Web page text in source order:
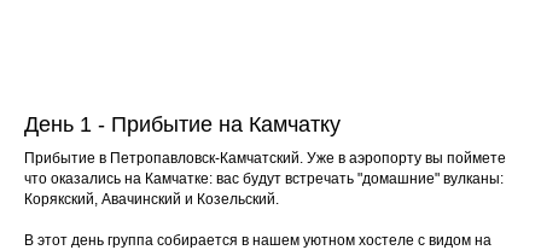
День 1 - Прибытие на Камчатку
Прибытие в Петропавловск-Камчатский. Уже в аэропорту вы поймете
что оказались на Камчатке: вас будут встречать "домашние" вулканы:
Корякский, Авачинский и Козельский.
В этот день группа собирается в нашем уютном хостеле с видом на